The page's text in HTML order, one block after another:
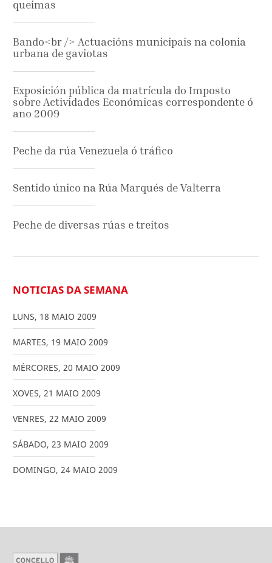
queimas
Bando<br /> Actuacións municipais na colonia
urbana de gaviotas
Exposición pública da matrícula do Imposto
sobre Actividades Económicas correspondente ó
ano 2009
Peche da rúa Venezuela ó tráfico
Sentido único na Rúa Marqués de Valterra
Peche de diversas rúas e treitos
NOTICIAS DA SEMANA
LUNS, 18 MAIO 2009
MARTES, 19 MAIO 2009
MÉRCORES, 20 MAIO 2009
XOVES, 21 MAIO 2009
VENRES, 22 MAIO 2009
SÁBADO, 23 MAIO 2009
DOMINGO, 24 MAIO 2009